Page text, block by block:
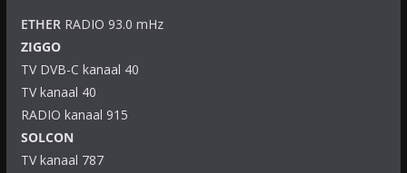
ETHERRADIO 93.0 mHz
ZIGGO
TV DVB-C kanaal 40
TV kanaal 40
RADIO kanaal 915
SOLCON
TV kanaal 787